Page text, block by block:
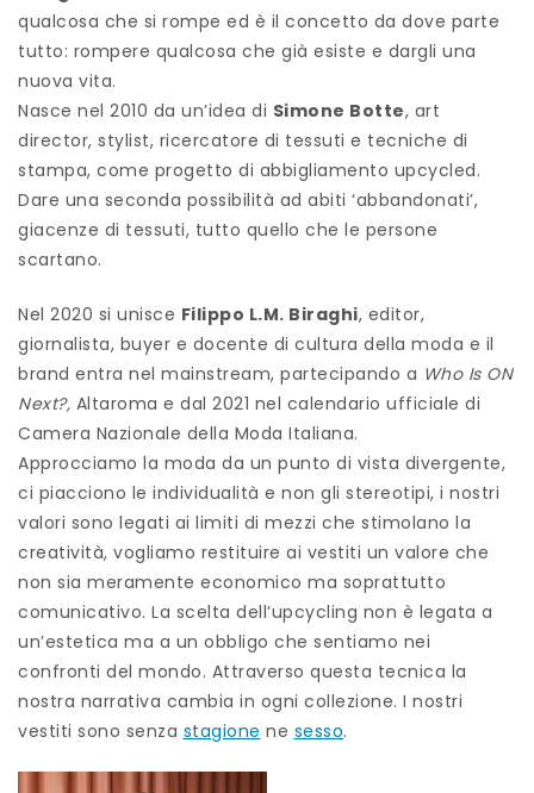
qualcosa che si rompe ed è il concetto da dove parte
tutto: rompere qualcosa che già esiste e dargli una
nuova vita.
Nasce nel 2010 da un’idea di Simone Botte, art
director, stylist, ricercatore di tessuti e tecniche di
stampa, come progetto di abbigliamento upcycled.
Dare una seconda possibilità ad abiti ‘abbandonati’,
giacenze di tessuti, tutto quello che le persone
scartano.
Nel 2020 si unisce Filippo L.M. Biraghi, editor,
giornalista, buyer e docente di cultura della moda e il
brand entra nel mainstream, partecipando a Who Is ON
Next?, Altaroma e dal 2021 nel calendario ufficiale di
Camera Nazionale della Moda Italiana.
Approcciamo la moda da un punto di vista divergente,
ci piacciono le individualità e non gli stereotipi, i nostri
valori sono legati ai limiti di mezzi che stimolano la
creatività, vogliamo restituire ai vestiti un valore che
non sia meramente economico ma soprattutto
comunicativo. La scelta dell’upcycling non è legata a
un’estetica ma a un obbligo che sentiamo nei
confronti del mondo. Attraverso questa tecnica la
nostra narrativa cambia in ogni collezione. I nostri
vestiti sono senza stagione ne sesso.